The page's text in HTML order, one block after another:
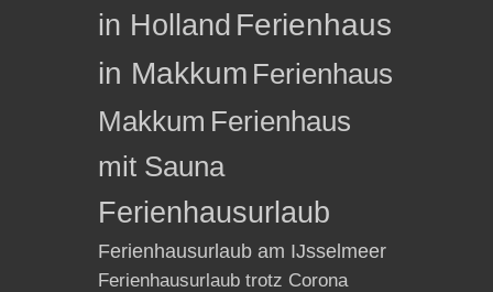
in Holland Ferienhaus
in Makkum Ferienhaus
Makkum Ferienhaus
mit Sauna
Ferienhausurlaub
Ferienhausurlaub am IJsselmeer
Ferienhausurlaub trotz Corona